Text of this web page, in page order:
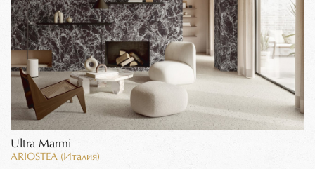
Ultra Marmi
ARIOSTEA (Италия)